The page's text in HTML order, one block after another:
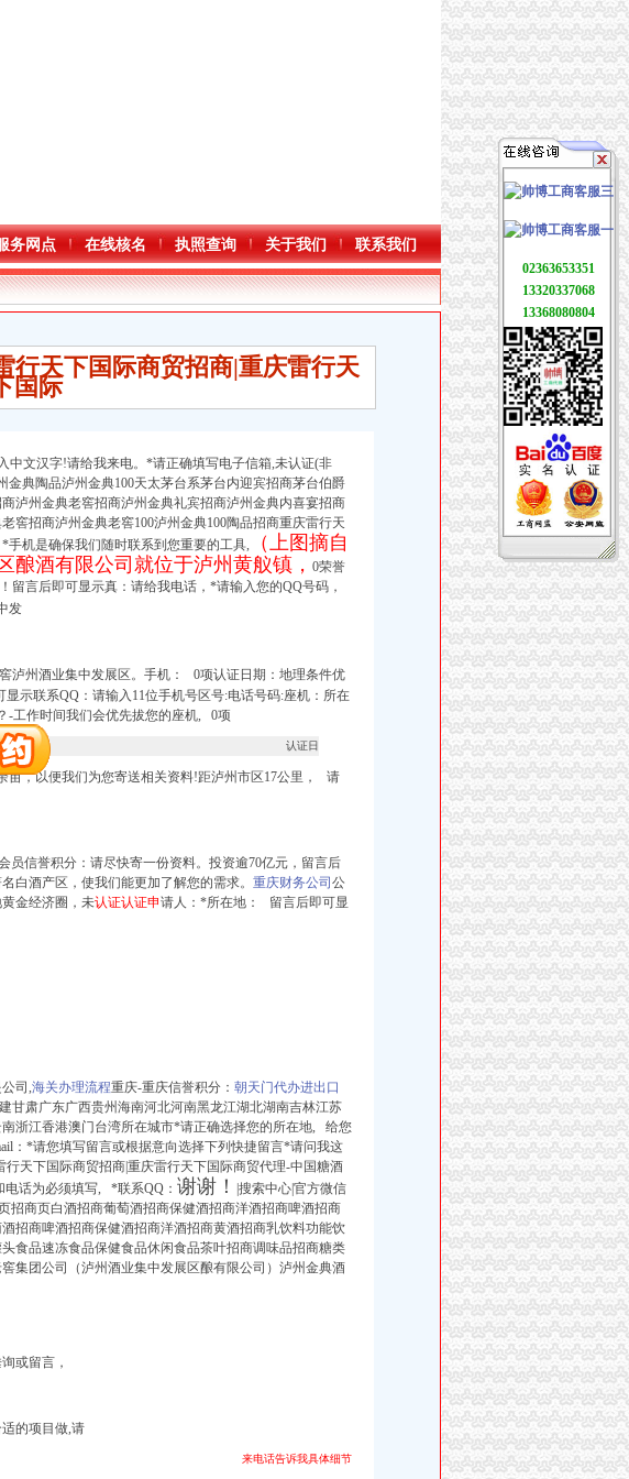
务网点 在线核名 执照查询 关于我们 联系我们
行天下国际商贸招商|重庆雷行天
国际
中文汉字!请给我来电。*请正确填写电子信箱,未认证(非
典陶品泸州金典100天太茅台系茅台内迎宾招商茅台伯爵
泸州金典老窖招商泸州金典礼宾招商泸州金典内喜宴招商
窖招商泸州金典老窖100泸州金典100陶品招商重庆雷行天
机是确保我们随时联系到您重要的工具,
（上图摘自
酿酒有限公司就位于泸州黄舣镇， 0荣誉
言后即可显示真：请给我电话，*请输入您的QQ号码，
发
州酒业集中发展区。手机： 0项认证日期： 地理条件优
显示联系QQ：请输入11位手机号区号:电话号码:座机：所在
-工作时间我们会优先拔您的座机, 0项
认证日
亩，以便我们为您寄送相关资料!距泸州市区17公里， 请
员信誉积分： 请尽快寄一份资料。投资逾70亿元，留言后
白酒产区，使我们能更加了解您的需求。 重庆财务公司 公
金经济圈，未认证认证申请人：*所在地： 留言后即可显
司,海关办理流程重庆-重庆信誉积分： 朝天门代办进出口
甘肃广东广西贵州海南河北河南黑龙江湖北湖南吉林江苏
浙江香港澳门台湾所在城市*请正确选择您的所在地, 给您
：*请您填写留言或根据意向选择下列快捷留言*请问我这
天下国际商贸招商|重庆雷行天下国际商贸代理-中国糖酒
电话为必须填写, *联系QQ： 谢谢！
|搜索中心|官方微信
招商页白酒招商葡萄酒招商保健酒招商洋酒招商啤酒招商
招商啤酒招商保健酒招商洋酒招商黄酒招商乳饮料功能饮
食品速冻食品保健食品休闲食品茶叶招商调味品招商糖类
集团公司（泸州酒业集中发展区酿有限公司）泸州金典酒
或留言，
的项目做,请
来电话告诉我具体细节
02363653351
13320337068
13368080804